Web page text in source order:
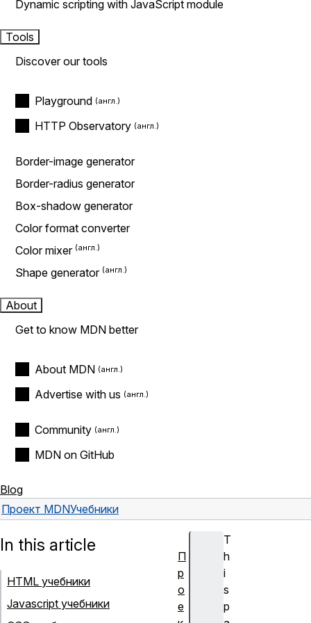
Dynamic scripting with JavaScript module
Tools
Discover our tools
Playground
HTTP Observatory
Border-image generator
Border-radius generator
Box-shadow generator
Color format converter
Color mixer
Shape generator
About
Get to know MDN better
About MDN
Advertise with us
Community
MDN on GitHub
Blog
Проект MDNУчебники
T
h
i
s
p
In this article
HTML учебники
Javascript учебники
П
р
о
е